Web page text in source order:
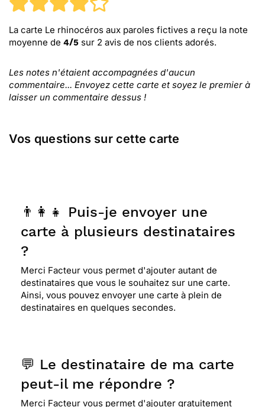
La carte Le rhinocéros aux paroles fictives a reçu la note
moyenne de 4/5 sur 2 avis de nos clients adorés.
Les notes n'étaient accompagnées d'aucun
commentaire... Envoyez cette carte et soyez le premier à
laisser un commentaire dessus !
Vos questions sur cette carte
👨‍👩‍👧 Puis-je envoyer une
carte à plusieurs destinataires
?
Merci Facteur vous permet d'ajouter autant de
destinataires que vous le souhaitez sur une carte.
Ainsi, vous pouvez envoyer une carte à plein de
destinataires en quelques secondes.
💬 Le destinataire de ma carte
peut-il me répondre ?
Merci Facteur vous permet d'ajouter gratuitement